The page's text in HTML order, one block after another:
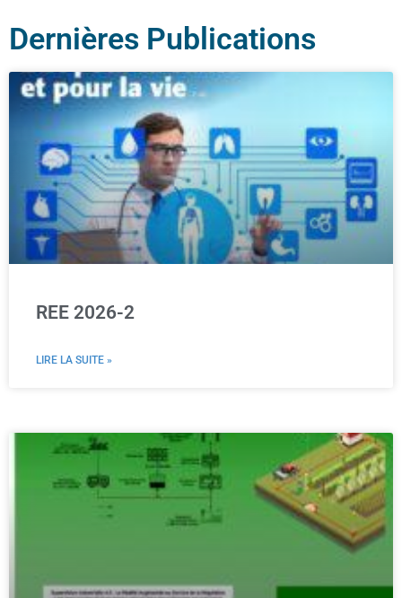
Dernières Publications
REE 2026-2
LIRE LA SUITE »